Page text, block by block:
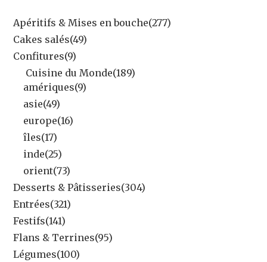
Apéritifs & Mises en bouche(277)
Cakes salés(49)
Confitures(9)
Cuisine du Monde(189)
amériques(9)
asie(49)
europe(16)
îles(17)
inde(25)
orient(73)
Desserts & Pâtisseries(304)
Entrées(321)
Festifs(141)
Flans & Terrines(95)
Légumes(100)